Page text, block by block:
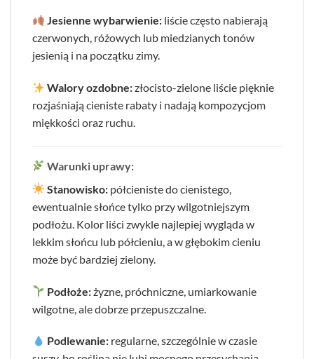
Jesienne wybarwienie: liście często nabierają
czerwonych, różowych lub miedzianych tonów
jesienią i na początku zimy.
Walory ozdobne:złocisto-zielone liście pięknie
rozjaśniają cieniste rabaty i nadają kompozycjom
miękkości oraz ruchu.
Warunki uprawy:
Stanowisko: półcieniste do cienistego,
ewentualnie słońce tylko przy wilgotniejszym
podłożu. Kolor liści zwykle najlepiej wygląda w
lekkim słońcu lub półcieniu, a w głębokim cieniu
może być bardziej zielony.
Podłoże:żyzne, próchniczne, umiarkowanie
wilgotne, ale dobrze przepuszczalne.
Podlewanie: regularne, szczególnie w czasie